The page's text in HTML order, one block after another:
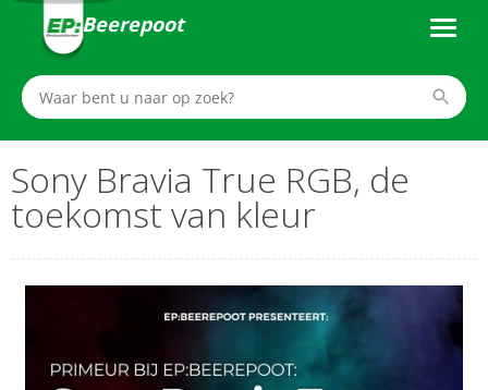
Beerepoot
Sony Bravia True RGB, de
toekomst van kleur